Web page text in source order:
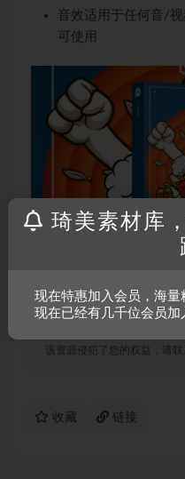
音效适用于任何音/
可使用
该资源侵犯了您的权益，请联
收藏 链接
琦美素材库
现在特惠加入会员，海量
现在已经有几千位会员加